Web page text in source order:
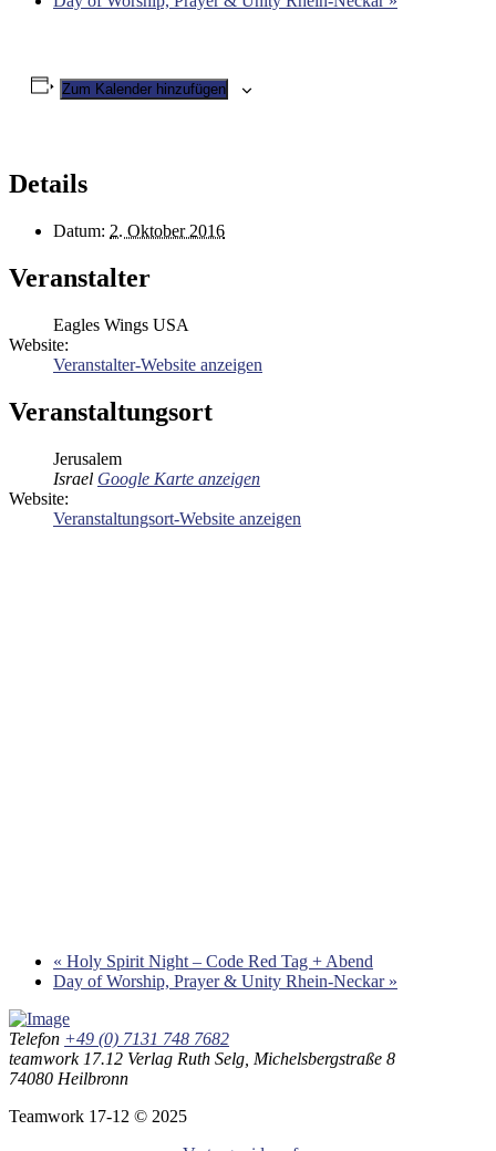
Zum Kalender hinzufügen
Details
Datum: 2. Oktober 2016
Veranstalter
Eagles Wings USA
Website:
Veranstalter-Website anzeigen
Veranstaltungsort
Jerusalem
Israel Google Karte anzeigen
Website:
Veranstaltungsort-Website anzeigen
« Holy Spirit Night – Code Red Tag + Abend
Day of Worship, Prayer & Unity Rhein-Neckar »
Telefon +49 (0) 7131 748 7682
teamwork 17.12 Verlag Ruth Selg, Michelsbergstraße 8
74080 Heilbronn
Teamwork 17-12 © 2025